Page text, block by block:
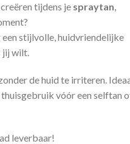
tijdens je spraytan,
stijlvolle, huidvriendelijke
jij wilt.
de huid te irriteren.
vóór een selftan
leverbaar!